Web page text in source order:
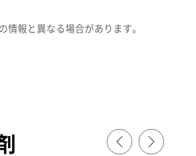
情報と異なる場合があります。